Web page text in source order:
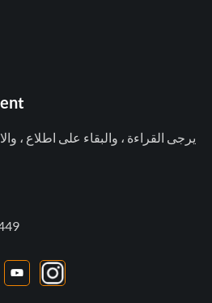
يرجى القراءة ، والبقاء على اطلاع ،